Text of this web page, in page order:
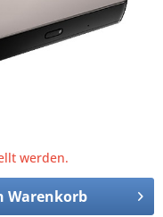
werden.
Warenkorb